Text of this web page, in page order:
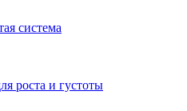
система
роста и густоты